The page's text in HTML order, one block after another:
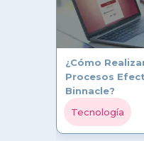
¿Cómo
Procesos
Binnacle?
Tecnología